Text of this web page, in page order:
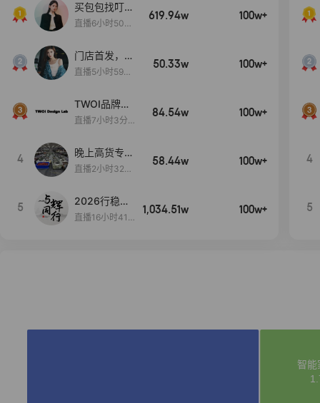
买包包找叮
当,一折购！
直播6小时50分
619.94w 100w+
门店首发，秋
款大上新！！
直播5小时59分
50.33w 100w+
TWOI品牌直
播间新款上
直播7小时3分5
84.54w 100w+
4
晚上高货专场
大放漏
直播2小时32分
58.44w 100w+
5
2026行稳致
远
直播16小时41
1,034.51w 100w+
4
5